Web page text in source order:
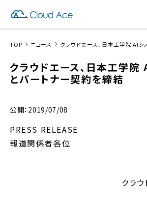
TOP ニュース
クラウドエース、日本工学院
とパートナー契約を締結
公開：2019/07/08
PRESS RELEASE
報道関係者各位
クラ